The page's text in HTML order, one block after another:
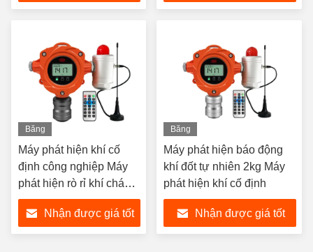
Băng
hình
Máy phát hiện khí cố
định công nghiệp Máy
phát hiện rò rỉ khí cháy
hoặc độc hại
Nhận được giá tốt
Băng
hình
Máy phát hiện báo động
khí đốt tự nhiên 2kg Máy
phát hiện khí cố định
Nhận được giá tốt